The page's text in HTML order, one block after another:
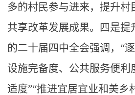
多的村民参与进来，提升村
共享改革发展成果。四是提
的二十届四中全会强调，“
设施完备度、公共服务便利
适度”“推进宜居宜业和美乡